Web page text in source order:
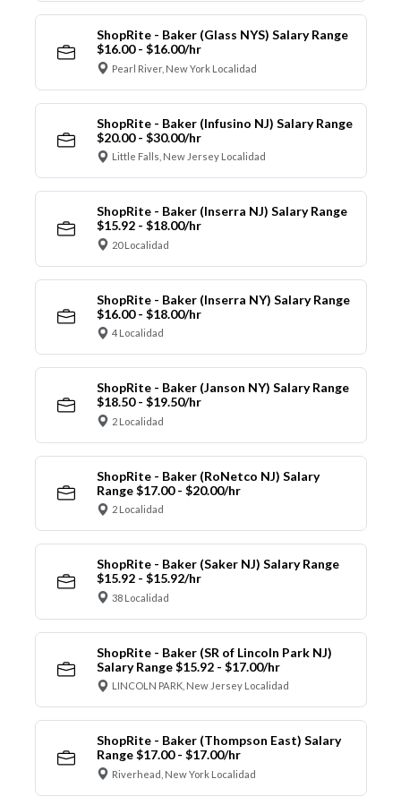
ShopRite - Baker (Glass NYS) Salary Range
$16.00 - $16.00/hr
Pearl River, New York Localidad
ShopRite - Baker (Infusino NJ) Salary Range
$20.00 - $30.00/hr
Little Falls, New Jersey Localidad
ShopRite - Baker (Inserra NJ) Salary Range
$15.92 - $18.00/hr
20 Localidad
ShopRite - Baker (Inserra NY) Salary Range
$16.00 - $18.00/hr
4 Localidad
ShopRite - Baker (Janson NY) Salary Range
$18.50 - $19.50/hr
2 Localidad
ShopRite - Baker (RoNetco NJ) Salary
Range $17.00 - $20.00/hr
2 Localidad
ShopRite - Baker (Saker NJ) Salary Range
$15.92 - $15.92/hr
38 Localidad
ShopRite - Baker (SR of Lincoln Park NJ)
Salary Range $15.92 - $17.00/hr
LINCOLN PARK, New Jersey Localidad
ShopRite - Baker (Thompson East) Salary
Range $17.00 - $17.00/hr
Riverhead, New York Localidad